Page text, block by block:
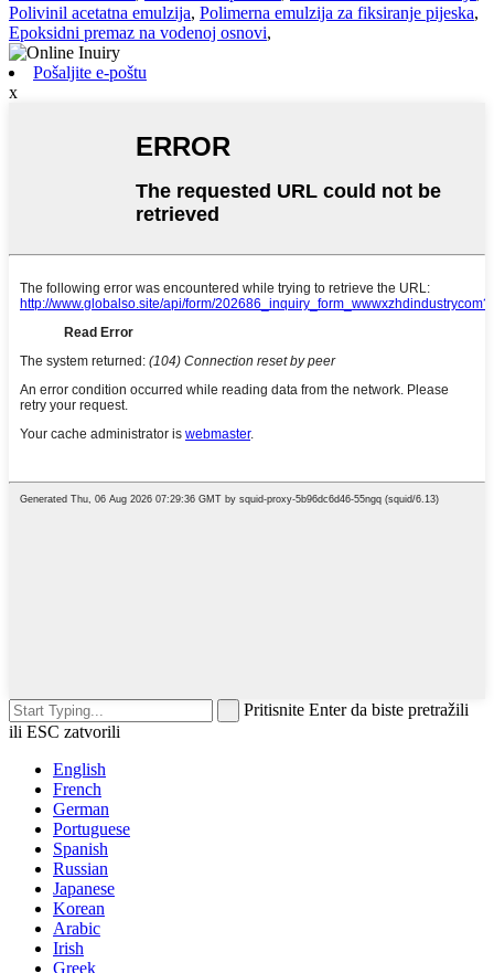
Polivinil acetatna emulzija, Polimerna emulzija za fiksiranje pijeska,
Epoksidni premaz na vodenoj osnovi,
Pošaljite e-poštu
x
Pritisnite Enter da biste pretražili
ili ESC zatvorili
English
French
German
Portuguese
Spanish
Russian
Japanese
Korean
Arabic
Irish
Greek